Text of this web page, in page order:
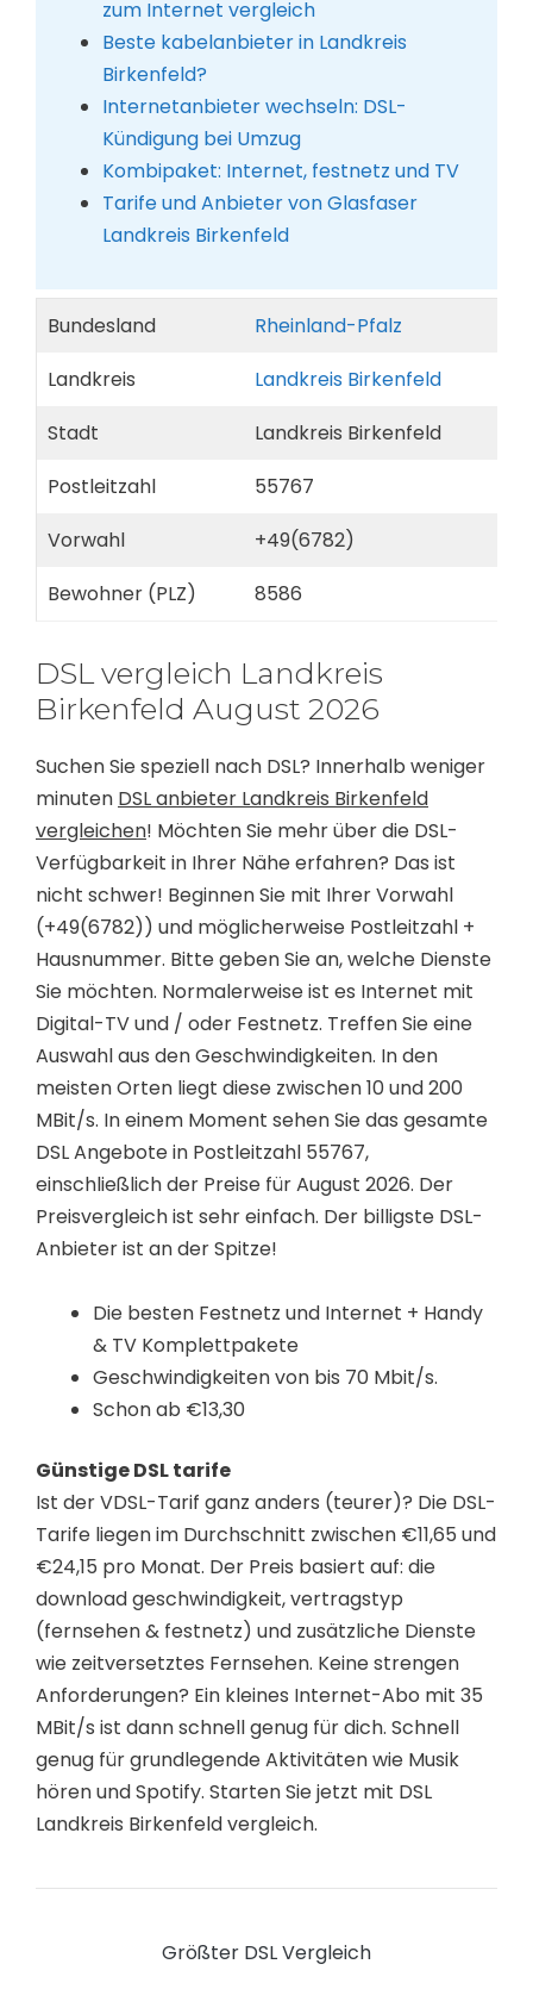
zum Internet vergleich
Beste kabelanbieter in Landkreis
Birkenfeld?
Internetanbieter wechseln: DSL-
Kündigung bei Umzug
Kombipaket: Internet, festnetz und TV
Tarife und Anbieter von Glasfaser
Landkreis Birkenfeld
Bundesland
Rheinland-Pfalz
Landkreis
Landkreis Birkenfeld
Stadt
Landkreis Birkenfeld
Postleitzahl
55767
Vorwahl
+49(6782)
Bewohner (PLZ)
8586
DSL vergleich Landkreis
Birkenfeld August 2026
Suchen Sie speziell nach DSL? Innerhalb weniger
minuten DSL anbieter Landkreis Birkenfeld
vergleichen! Möchten Sie mehr über die DSL-
Verfügbarkeit in Ihrer Nähe erfahren? Das ist
nicht schwer! Beginnen Sie mit Ihrer Vorwahl
(+49(6782)) und möglicherweise Postleitzahl +
Hausnummer. Bitte geben Sie an, welche Dienste
Sie möchten. Normalerweise ist es Internet mit
Digital-TV und / oder Festnetz. Treffen Sie eine
Auswahl aus den Geschwindigkeiten. In den
meisten Orten liegt diese zwischen 10 und 200
MBit/s. In einem Moment sehen Sie das gesamte
DSL Angebote in Postleitzahl 55767,
einschließlich der Preise für August 2026. Der
Preisvergleich ist sehr einfach. Der billigste DSL-
Anbieter ist an der Spitze!
Die besten Festnetz und Internet + Handy
& TV Komplettpakete
Geschwindigkeiten von bis 70 Mbit/s.
Schon ab €13,30
Günstige DSL tarife
Ist der VDSL-Tarif ganz anders (teurer)? Die DSL-
Tarife liegen im Durchschnitt zwischen €11,65 und
€24,15 pro Monat. Der Preis basiert auf: die
download geschwindigkeit, vertragstyp
(fernsehen & festnetz) und zusätzliche Dienste
wie zeitversetztes Fernsehen. Keine strengen
Anforderungen? Ein kleines Internet-Abo mit 35
MBit/s ist dann schnell genug für dich. Schnell
genug für grundlegende Aktivitäten wie Musik
hören und Spotify. Starten Sie jetzt mit DSL
Landkreis Birkenfeld vergleich.
Größter DSL Vergleich